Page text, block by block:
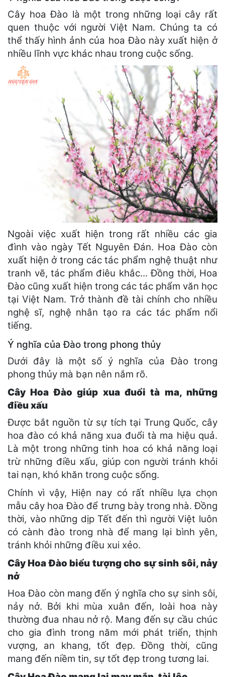
Cây hoa Đào là một trong những loại cây rất
quen thuộc với người Việt Nam. Chúng ta có
thể thấy hình ảnh của hoa Đào này xuất hiện ở
nhiều lĩnh vực khác nhau trong cuộc sống.
Ngoài việc xuất hiện trong rất nhiều các gia
đình vào ngày Tết Nguyên Đán. Hoa Đào còn
xuất hiện ở trong các tác phẩm nghệ thuật như
tranh vẽ, tác phẩm điêu khắc... Đồng thời, Hoa
Đào cũng xuất hiện trong các tác phẩm văn học
tại Việt Nam. Trở thành đề tài chính cho nhiều
nghệ sĩ, nghệ nhân tạo ra các tác phẩm nổi
tiếng.
Ý nghĩa của Đào trong phong thủy
Dưới đây là một số ý nghĩa của Đào trong
phong thủy mà bạn nên nắm rõ.
Cây Hoa Đào giúp xua đuổi tà ma, những
điều xấu
Được bắt nguồn từ sự tích tại Trung Quốc, cây
hoa đào có khả năng xua đuổi tà ma hiệu quả.
Là một trong những tinh hoa có khả năng loại
trừ những điều xấu, giúp con người tránh khỏi
tai nạn, khó khăn trong cuộc sống.
Chính vì vậy, Hiện nay có rất nhiều lựa chọn
mẫu cây hoa Đào để trưng bày trong nhà. Đồng
thời, vào những dịp Tết đến thì người Việt luôn
có cành đào trong nhà để mang lại bình yên,
tránh khỏi những điều xui xẻo.
Cây Hoa Đào biểu tượng cho sự sinh sôi, nảy
nở
Hoa Đào còn mang đến ý nghĩa cho sự sinh sôi,
nảy nở. Bởi khi mùa xuân đến, loài hoa này
thường đua nhau nở rộ. Mang đến sự cầu chúc
cho gia đình trong năm mới phát triển, thịnh
vượng, an khang, tốt đẹp. Đồng thời, cũng
mang đến niềm tin, sự tốt đẹp trong tương lai.